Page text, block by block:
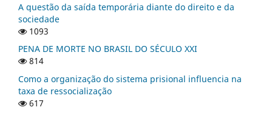
A questão da saída temporária diante do direito e da
sociedade
1093
PENA DE MORTE NO BRASIL DO SÉCULO XXI
814
Como a organização do sistema prisional influencia na
taxa de ressocialização
617